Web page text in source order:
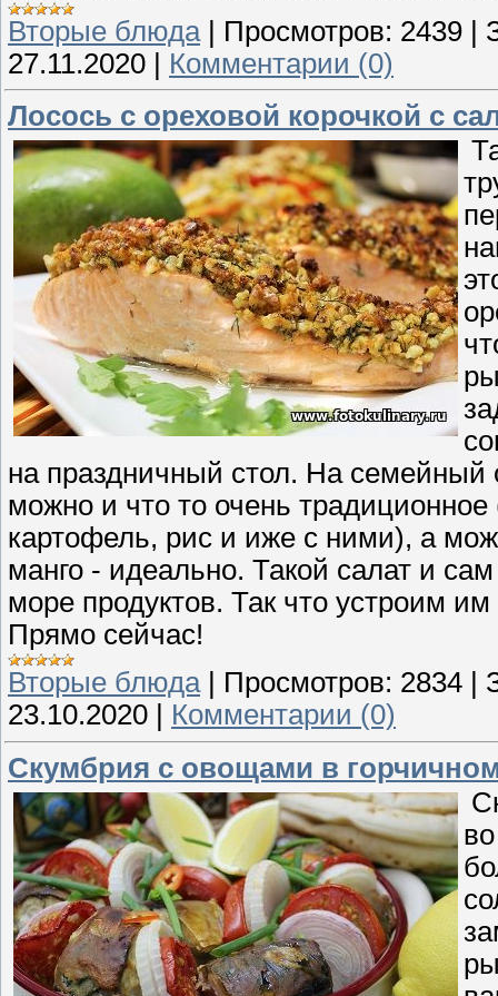
Вторые блюда | Просмотров: 2439 |
27.11.2020 | Комментарии (0)
Лосось с ореховой корочкой с
на праздничный стол. На
можно и что то очень традиционное
картофель, рис и иже с ними), а
манго - идеально. Такой салат и
море продуктов. Так что устроим
Прямо сейчас!
Вторые блюда| Просмотров: 2834
23.10.2020
Комментарии (0)
Скумбрия с овощами в